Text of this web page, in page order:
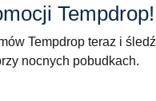
Tempdrop!
Tempdrop teraz i
nocnych pobudkach.